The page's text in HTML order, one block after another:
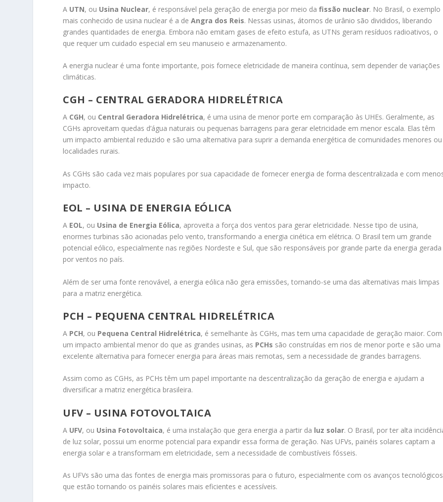
A UTN, ou Usina Nuclear, é responsável pela geração de energia por meio dafissão nuclear. No Brasil, o exemplo
mais conhecido de usina nuclear é a deAngra dos Reis. Nessas usinas, átomos de urânio são divididos, liberando
grandes quantidades de energia. Embora não emitam gases de efeito estufa, as UTNs geram resíduos radioativos, o
que requer um cuidado especial em seu manuseio e armazenamento.
A energia nuclear é uma fonte importante, pois fornece eletricidade de maneira contínua, sem depender de variações
climáticas.
CGH – CENTRAL GERADORA HIDRELÉTRICA
A CGH, ou Central Geradora Hidrelétrica, é uma usina de menor porte em comparação às UHEs. Geralmente, as
CGHs aproveitam quedas d’água naturais ou pequenas barragens para gerar eletricidade em menor escala. Elas têm
um impacto ambiental reduzido e são uma alternativa para suprir a demanda energética de comunidades menores ou
localidades rurais.
As CGHs são cada vez mais populares por sua capacidade de fornecer energia de forma descentralizada e com
impacto.
EOL – USINA DE ENERGIA EÓLICA
A EOL, ou Usina de Energia Eólica, aproveita a força dos ventos para gerar eletricidade. Nesse tipo de usina,
enormes turbinas são acionadas pelo vento, transformando a energia cinética em elétrica. O Brasil tem um grande
potencial eólico, especialmente nas regiões Nordeste e Sul, que são responsáveis por grande parte da energia gerada
por ventos no país.
Além de ser uma fonte renovável, a energia eólica não gera emissões, tornando-se uma das alternativas mais limpas
para a matriz energética.
PCH – PEQUENA CENTRAL HIDRELÉTRICA
A PCH, ou Pequena Central Hidrelétrica, é semelhante às CGHs, mas tem uma capacidade de geração maior. Com
um impacto ambiental menor do que as grandes usinas, as PCHs são construídas em rios de menor porte e são uma
excelente alternativa para fornecer energia para áreas mais remotas, sem a necessidade de grandes barragens.
Assim como as CGHs, as PCHs têm um papel importante na descentralização da geração de energia e ajudam a
diversificar a matriz energética brasileira.
UFV – USINA FOTOVOLTAICA
A UFV, ou Usina Fotovoltaica, é uma instalação que gera energia a partir da luz solar. O Brasil, por ter alta
de luz solar, possui um enorme potencial para expandir essa forma de geração. Nas UFVs, painéis solares captam a
energia solar e a transformam em eletricidade, sem a necessidade de combustíveis fósseis.
As UFVs são uma das fontes de energia mais promissoras para o futuro, especialmente com os avanços tecnológicos
que estão tornando os painéis solares mais eficientes e acessíveis.